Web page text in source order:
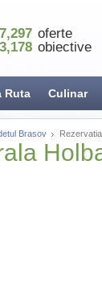
7,297 oferte
3,178 obiective
Ruta Culinar
Brasov